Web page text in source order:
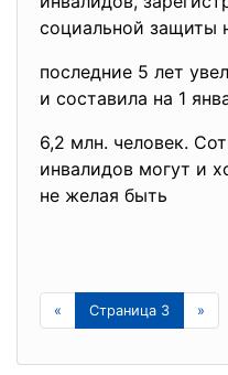
социальной защиты
последние 5 лет
и составила на 1
6,2 млн. человек.
инвалидов могут и
не желая быть
« Страница 3 »